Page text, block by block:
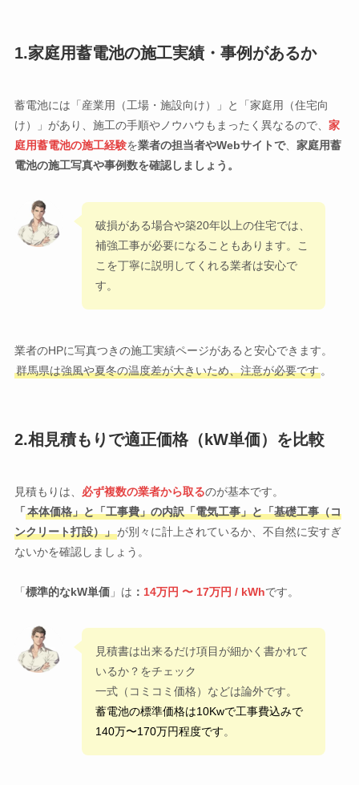
1.家庭用蓄電池の施工実績・事例があるか
蓄電池には「産業用（工場・施設向け）」と「家庭用（住宅向
け）」があり、施工の手順やノウハウもまったく異なるので、 家
庭用蓄電池の施工経験を業者の担当者やWebサイトで、 家庭用蓄
電池の施工写真や事例数を確認しましょう。
破損がある場合や築20年以上の住宅では、
補強工事が必要になることもあります。こ
こを丁寧に説明してくれる業者は安心で
す。
業者のHPに写真つきの施工実績ページがあると安心できます。
群馬県は強風や夏冬の温度差が大きいため、注意が必要です。
2.相見積もりで適正価格（kW単価）を比較
見積もりは、 必ず複数の業者から取るのが基本です。
「 本体価格」と「工事費」の内訳「電気工事」と「基礎工事（コ
ンクリート打設）」が別々に計上されているか、不自然に安すぎ
ないかを確認しましょう。
「 標準的なkW単価」は ： 14万円 〜 17万円 / kWhです。
見積書は出来るだけ項目が細かく書かれて
いるか？をチェック
一式（コミコミ価格）などは論外です。
蓄電池の標準価格は10Kwで工事費込みで
140万〜170万円程度です。